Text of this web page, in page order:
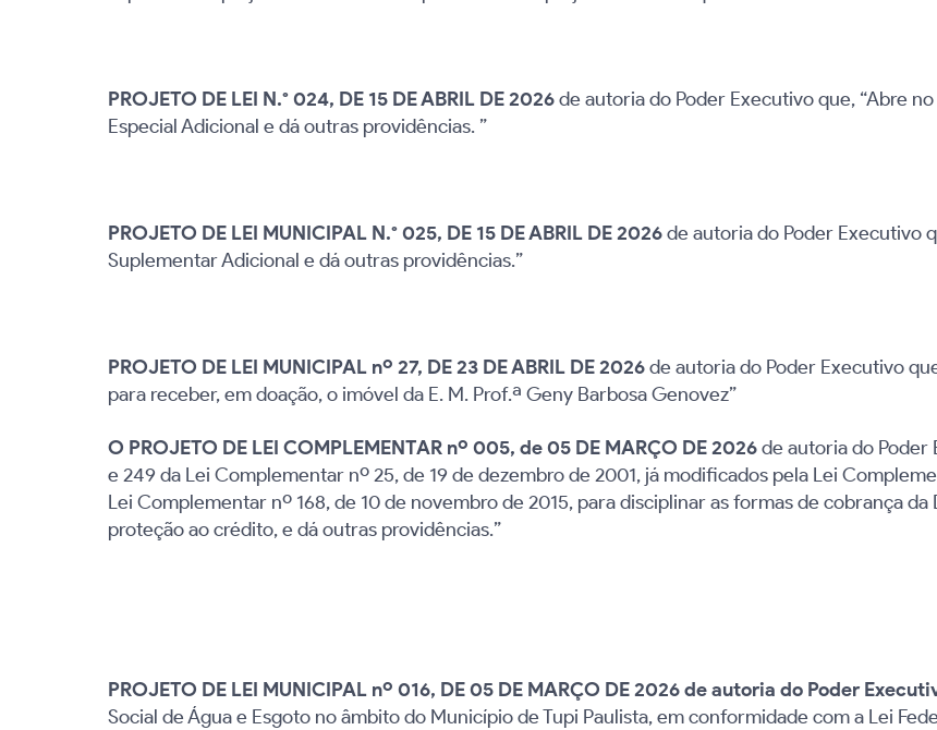
PROJETO DE LEI N.° 024, DE 15 DE ABRIL DE 2026de autoria do Poder Executivo que, “Abre
Especial Adicional e dá outras providências. ”
PROJETO DE LEI MUNICIPAL N.° 025, DE 15 DE ABRIL DE 2026de autoria do Poder Executivo
Suplementar Adicional e dá outras providências.”
PROJETO DE LEI MUNICIPAL nº 27, DE 23 DE ABRIL DE 2026de autoria do Poder Executivo
para receber, em doação, o imóvel da E. M. Prof.ª Geny Barbosa Genovez”
O PROJETO DE LEI COMPLEMENTAR nº 005, de 05 DE MARÇO DE 2026de autoria do Poder
e 249 da Lei Complementar nº 25, de 19 de dezembro de 2001, já modificados pela Lei
Lei Complementar nº 168, de 10 de novembro de 2015, para disciplinar as formas de cobrança
proteção ao crédito, e dá outras providências.”
PROJETO DE LEI MUNICIPAL nº 016, DE 05 DE MARÇO DE 2026 de autoria do Poder
Social de Água e Esgoto no âmbito do Município de Tupi Paulista, em conformidade com a Lei